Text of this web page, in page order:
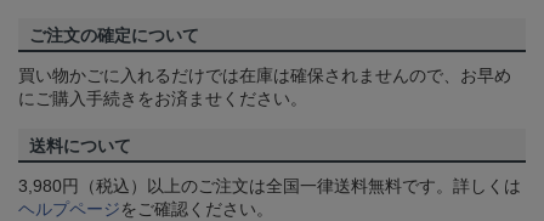
ご注文の確定について
買い物かごに入れるだけでは在庫は確保されませんので、お早め
にご購入手続きをお済ませください。
送料について
3,980円（税込）以上のご注文は全国一律送料無料です。詳しくは
ヘルプページをご確認ください。